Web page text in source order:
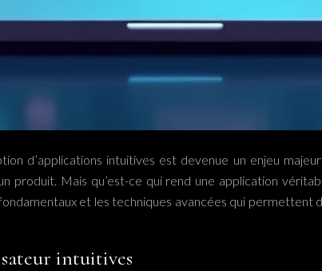
d’applications intuitives est devenue un enjeu
produit. Mais qu’est-ce qui rend une application
et les techniques avancées qui
intuitives